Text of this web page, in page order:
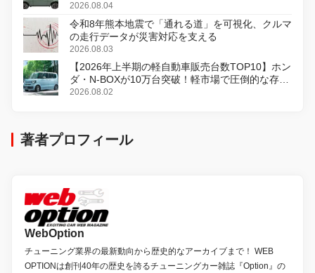
2026.08.04
令和8年熊本地震で「通れる道」を可視化、クルマ
の走行データが災害対応を支える
2026.08.03
【2026年上半期の軽自動車販売台数TOP10】ホン
ダ・N-BOXが10万台突破！軽市場で圧倒的な存在
感
2026.08.02
著者プロフィール
WebOption
チューニング業界の最新動向から歴史的なアーカイブまで！ WEB
OPTIONは創刊40年の歴史を誇るチューニングカー雑誌『Option』の